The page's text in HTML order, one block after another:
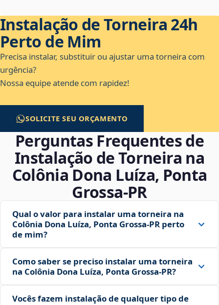
Instalação de Torneira 24h
Perto de Mim
Precisa instalar, substituir ou ajustar uma torneira com
urgência?
Nossa equipe atende com rapidez!
SOLICITE SEU ORÇAMENTO
Perguntas Frequentes de
Instalação de Torneira na
Colônia Dona Luíza, Ponta
Grossa‑PR
Qual o valor para instalar uma torneira na
Colônia Dona Luíza, Ponta Grossa‑PR perto
de mim?
Como saber se preciso instalar uma torneira
na Colônia Dona Luíza, Ponta Grossa‑PR?
Vocês fazem instalação de qualquer tipo de